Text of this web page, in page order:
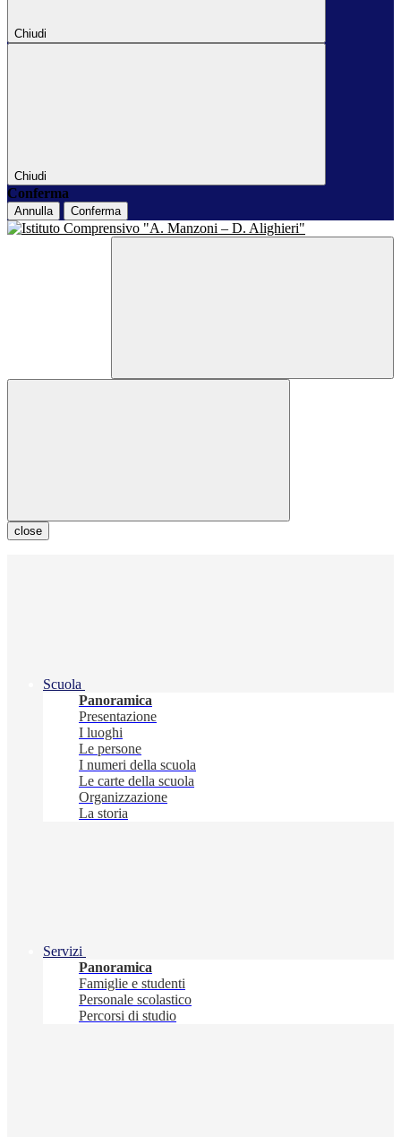
Chiudi
Chiudi
Conferma
Annulla Conferma
close
Scuola
Panoramica
Presentazione
I luoghi
Le persone
I numeri della scuola
Le carte della scuola
Organizzazione
La storia
Servizi
Panoramica
Famiglie e studenti
Personale scolastico
Percorsi di studio